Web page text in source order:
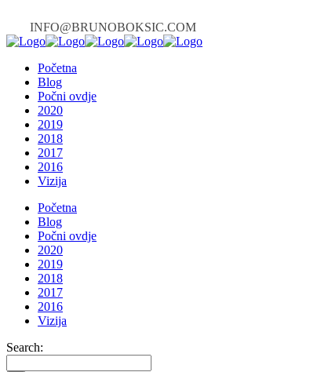
INFO@BRUNOBOKSIC.COM
Početna
Blog
Počni ovdje
2020
2019
2018
2017
2016
Vizija
Početna
Blog
Počni ovdje
2020
2019
2018
2017
2016
Vizija
Search: